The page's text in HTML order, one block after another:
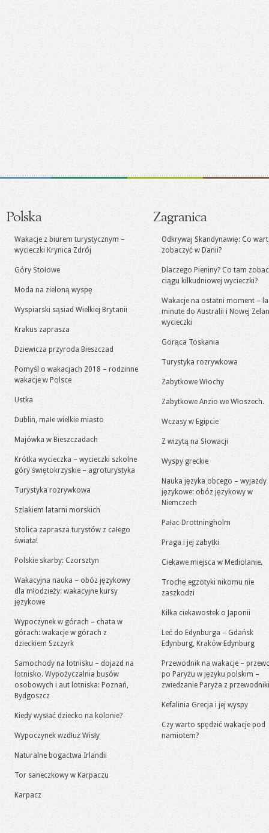
Polska
Wakacje z biurem turystycznym –
wycieczki Krynica Zdrój
Góry Stołowe
Moda na zieloną wyspę
Wyspiarski sąsiad Wielkiej Brytanii
Krakus zaprasza
Dziewicza przyroda Bieszczad
Pomyśl o wakacjach 2018 – rodzinne
wakacje w Polsce
Ustka
Dublin, małe wielkie miasto
Majówka w Bieszczadach
Krótka wycieczka – wycieczki szkolne
góry świętokrzyskie – agroturystyka
Turystyka rozrywkowa
Szlakiem latarni morskich
Stolica zaprasza turystów z całego
świata!
Polskie skarby: Czorsztyn
Wakacyjna nauka – obóz językowy
dla młodzieży: wakacyjne kursy
językowe
Wypoczynek w górach – chata w
górach: wakacje w górach z
dzieckiem Szczyrk
Samochody na lotnisku – dojazd na
lotnisko. Wypożyczalnia busów
osobowych i aut lotniska: Poznań,
Bydgoszcz
Kiedy wysłać dziecko na kolonie?
Wypoczynek wzdłuż Wisły
Naturalne bogactwa Irlandii
Tor saneczkowy w Karpaczu
Karpacz
Zagranica
Odkrywaj Skandynawię: Co
zobaczyć w Danii?
Dlaczego Pieniny? Co tam
ciągu kilkudniowej wycieczki?
Wakacje na ostatni moment –
minute do Australii i Nowej
wycieczki
Gorąca Toskania
Turystyka rozrywkowa
Zabytkowe Włochy
Zabytkowe Anzio we Włoszech.
Wczasy w Egipcie
Z wizytą na Słowacji
Wyspy greckie
Nauka języka obcego – wyjazdy
językowe: obóz językowy w
Niemczech
Pałac Drottningholm
Praga i jej zabytki
Ciekawe miejsca w Mediolanie.
Trochę egzotyki nikomu nie
zaszkodzi
Kilka ciekawostek o Japonii
Leć do Edynburga – Gdańsk
Edynburg, Kraków Edynburg
Przewodnik na wakacje –
po Paryżu w języku polskim –
zwiedzanie Paryża z
Kefalinia Grecja i jej wyspy
Czy warto spędzić wakacje pod
namiotem?